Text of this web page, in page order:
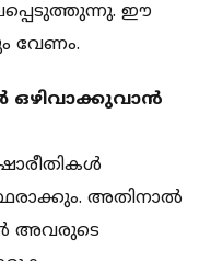
ഈ
വേണം.
ഒഴിവാക്കുവാന്‍
അതിനാല്‍
അവരുടെ